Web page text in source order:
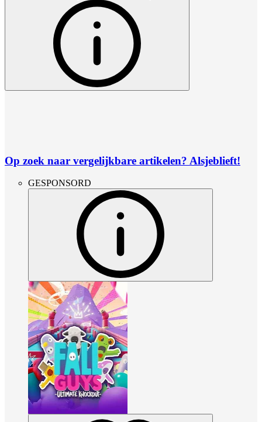
Op zoek naar vergelijkbare artikelen? Alsjeblieft!
GESPONSORD